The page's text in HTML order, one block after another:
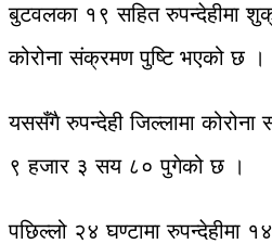
बुटवलका १९ सहित रुपन्देहीमा
कोरोना संक्रमण पुष्टि भएको छ ।
यससँगै रुपन्देही जिल्लामा
९ हजार ३ सय ८० पुगेको छ ।
पछिल्लो २४ घण्टामा रुपन्देहीमा